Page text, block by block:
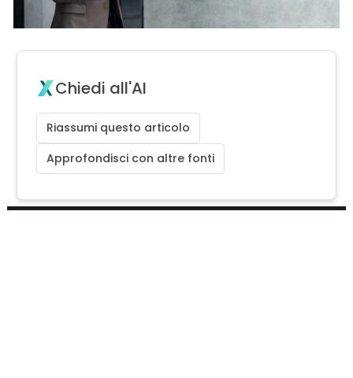
Chiedi all'AI
Riassumi questo articolo
Approfondisci con altre fonti